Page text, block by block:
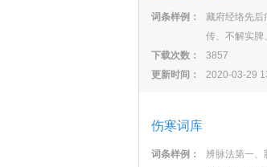
词条样例：
藏府经络先后
传、不解实脾
下载次数：
3857
更新时间：
2020-03-29
伤寒词库
词条样例：
辨脉法第一